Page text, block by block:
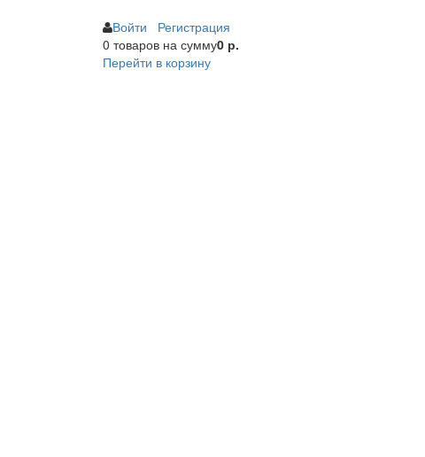
Войти
Регистрация
0 товаровна сумму0 р.
Перейти в корзину